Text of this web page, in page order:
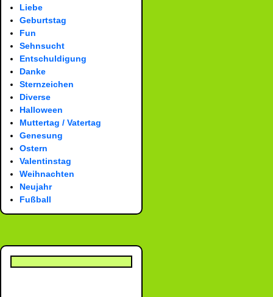
Liebe
Geburtstag
Fun
Sehnsucht
Entschuldigung
Danke
Sternzeichen
Diverse
Halloween
Muttertag / Vatertag
Genesung
Ostern
Valentinstag
Weihnachten
Neujahr
Fußball